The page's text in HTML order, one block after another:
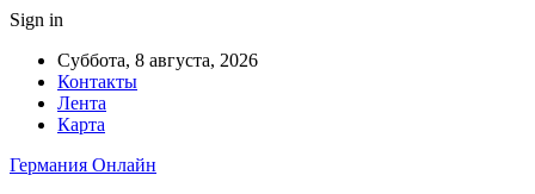
Sign in
Суббота, 8 августа, 2026
Контакты
Лента
Карта
Германия Онлайн